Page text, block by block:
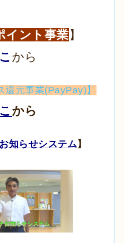
イント事業】
から
還元事業(PayPay)】
から
知らせシステム】